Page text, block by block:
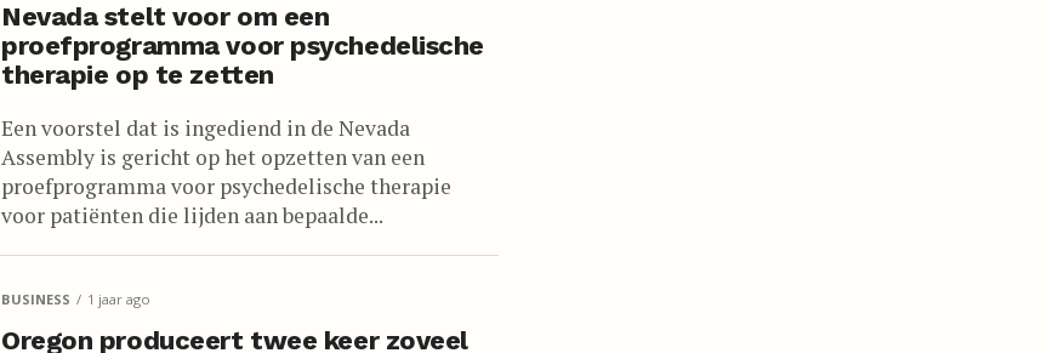
Nevada stelt voor om een
proefprogramma voor psychedelische
therapie op te zetten
Een voorstel dat is ingediend in de Nevada
Assembly is gericht op het opzetten van een
proefprogramma voor psychedelische therapie
voor patiënten die lijden aan bepaalde...
BUSINESS 1 jaar ago
Oregon produceert twee keer zoveel